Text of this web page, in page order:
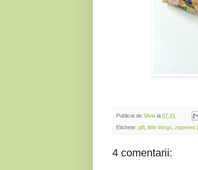
Publicat de Silvia la 07:41
Etichete: gift little things zippered
4 comentarii: